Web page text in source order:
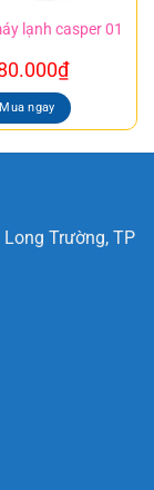
lạnh casper 01
₫
Mua ngay
Trường, TP